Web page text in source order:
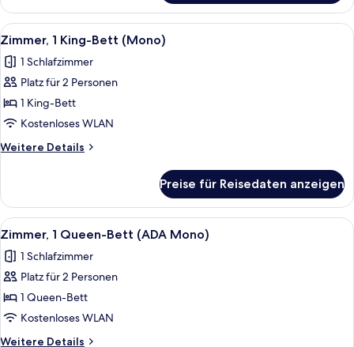
1 King-
Bett
(TTY
Alle
Fotos
für
Zimmer,
1 King-
Bett
(Mono)
anzeigen
Ein Hotelzimmer mit einem großen
5
Zimmer, 1 King-Bett (Mono)
1 Schlafzimmer
Platz für 2 Personen
1 King-Bett
Kostenloses WLAN
Weitere Details
Weitere
1 King-
Bett
(Mono)
Preise für Reisedaten anzeigen
Alle
Fotos
für
Zimmer,
1
Queen-
Bett
Hochwertige Bettwaren,
4
Zimmer, 1 Queen-Bett (ADA Mono)
1 Schlafzimmer
Platz für 2 Personen
1 Queen-Bett
Kostenloses WLAN
Weitere Details
Weitere